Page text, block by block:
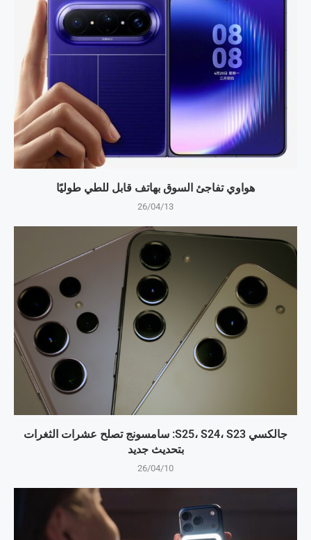
هواوي تفاجئ السوق بهاتف قابل للطي طوليًا
26/04/13
جالكسي S25، S24، S23: سامسونج تصلح عشرات الثغرات
بتحديث جديد
26/04/10